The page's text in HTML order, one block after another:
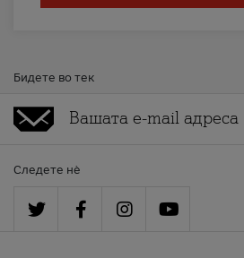
Бидете во тек
Следете нè